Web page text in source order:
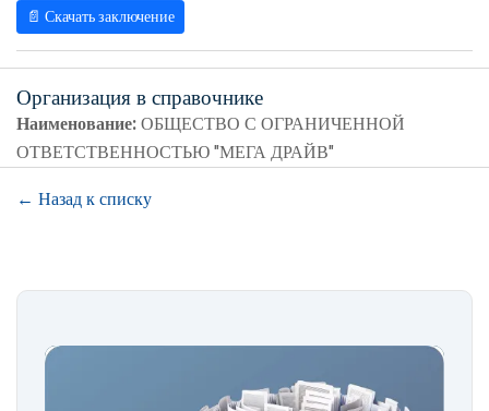
📄 Скачать заключение
Организация в справочнике
Наименование:ОБЩЕСТВО С ОГРАНИЧЕННОЙ
ОТВЕТСТВЕННОСТЬЮ "МЕГА ДРАЙВ"
← Назад к списку